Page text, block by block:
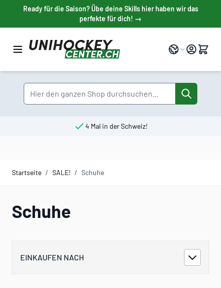
Direkt zum Inhalt
Ready für die Saison? Übe deine Skills hier haben wir das
perfekte für dich! →
Sprache
Suche
4 Mal in der Schweiz!
Startseite / SALE! / Schuhe
Schuhe
EINKAUFEN NACH